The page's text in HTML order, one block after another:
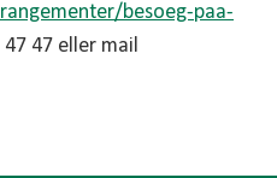
besoeg-paa-
47 eller mail